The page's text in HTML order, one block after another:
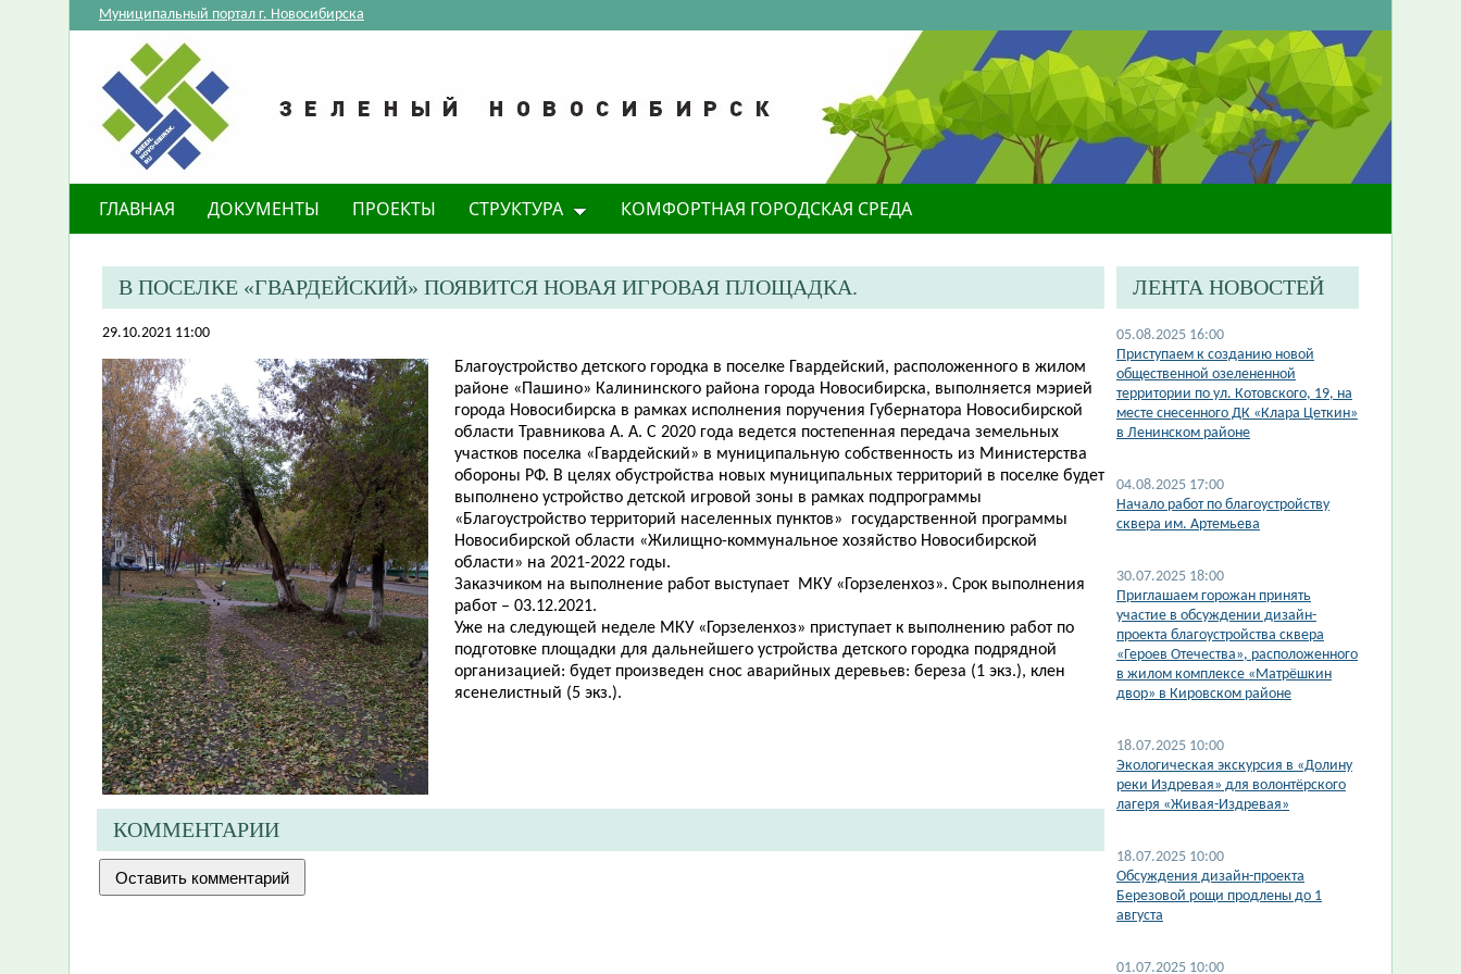
Муниципальный портал г. Новосибирска
ГЛАВНАЯ ДОКУМЕНТЫ ПРОЕКТЫ СТРУКТУРА КОМФОРТНАЯ ГОРОДСКАЯ СРЕДА
В ПОСЕЛКЕ «ГВАРДЕЙСКИЙ» ПОЯВИТСЯ НОВАЯ ИГРОВАЯ ПЛОЩАДКА.
29.10.2021 11:00
Благоустройство детского городка в поселке Гвардейский, расположенного в жилом
районе «Пашино» Калининского района города Новосибирска, выполняется мэрией
города Новосибирска в рамках исполнения поручения Губернатора Новосибирской
области Травникова А. А. С 2020 года ведется постепенная передача земельных
участков поселка «Гвардейский» в муниципальную собственность из Министерства
обороны РФ. В целях обустройства новых муниципальных территорий в поселке будет
выполнено устройство детской игровой зоны в рамках подпрограммы
«Благоустройство территорий населенных пунктов» государственной программы
Новосибирской области «Жилищно-коммунальное хозяйство Новосибирской
области» на 2021-2022 годы.
Заказчиком на выполнение работ выступает МКУ «Горзеленхоз». Срок выполнения
работ – 03.12.2021.
Уже на следующей неделе МКУ «Горзеленхоз» приступает к выполнению работ по
подготовке площадки для дальнейшего устройства детского городка подрядной
организацией: будет произведен снос аварийных деревьев: береза (1 экз.), клен
ясенелистный (5 экз.).
КОММЕНТАРИИ
ЛЕНТА НОВОСТЕЙ
05.08.2025 16:00
Приступаем к созданию новой
общественной озелененной
территории по ул. Котовского, 19, на
месте снесенного ДК «Клара Цеткин»
в Ленинском районе
04.08.2025 17:00
Начало работ по благоустройству
сквера им. Артемьева
30.07.2025 18:00
​Приглашаем горожан принять
участие в обсуждении дизайн-
проекта благоустройства сквера
«Героев Отечества», расположенного
в жилом комплексе «Матрёшкин
двор» в Кировском районе
18.07.2025 10:00
Экологическая экскурсия в «Долину
реки Издревая» для волонтёрского
лагеря «Живая-Издревая»
18.07.2025 10:00
​Обсуждения дизайн-проекта
Березовой рощи продлены до 1
августа
01.07.2025 10:00